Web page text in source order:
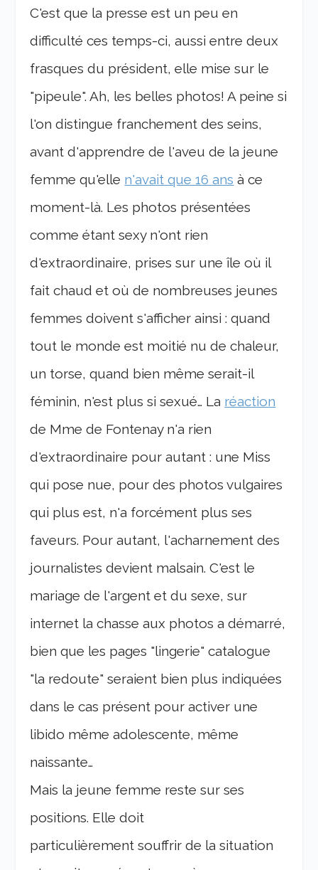
C'est que la presse est un peu en
difficulté ces temps-ci, aussi entre deux
frasques du président, elle mise sur le
"pipeule". Ah, les belles photos! A peine si
l'on distingue franchement des seins,
avant d'apprendre de l'aveu de la jeune
femme qu'elle n'avait que 16 ans à ce
moment-là. Les photos présentées
comme étant sexy n'ont rien
d'extraordinaire, prises sur une île où il
fait chaud et où de nombreuses jeunes
femmes doivent s'afficher ainsi : quand
tout le monde est moitié nu de chaleur,
un torse, quand bien même serait-il
féminin, n'est plus si sexué… La réaction
de Mme de Fontenay n'a rien
d'extraordinaire pour autant : une Miss
qui pose nue, pour des photos vulgaires
qui plus est, n'a forcément plus ses
faveurs. Pour autant, l'acharnement des
journalistes devient malsain. C'est le
mariage de l'argent et du sexe, sur
internet la chasse aux photos a démarré,
bien que les pages "lingerie" catalogue
"la redoute" seraient bien plus indiquées
dans le cas présent pour activer une
libido même adolescente, même
naissante…
Mais la jeune femme reste sur ses
positions. Elle doit
particulièrement souffrir de la situation